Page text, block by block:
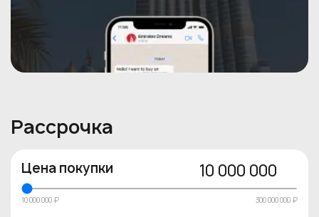
Рассрочка
Цена покупки 10 000 000
10 000 000 ₽ 300 000 000 ₽